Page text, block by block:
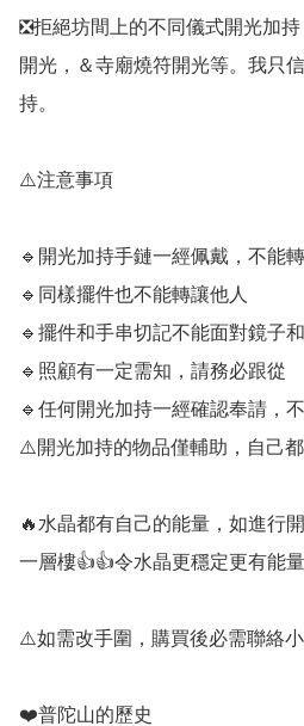
❎️拒絕坊間上的不同儀式開光加
開光，＆寺廟燒符開光等。我只
持。
⚠️注意事項
🔹️開光加持手鏈一經佩戴，不能
🔹️同樣擺件也不能轉讓他人
🔹️擺件和手串切記不能面對鏡子
🔹️照顧有一定需知，請務必跟從
🔹️任何開光加持一經確認奉請，
⚠️開光加持的物品僅輔助，自己
🔥水晶都有自己的能量，如進行
一層樓👍👍令水晶更穩定更有能量
⚠️如需改手圍，購買後必需聯絡
❤️普陀山的歷史